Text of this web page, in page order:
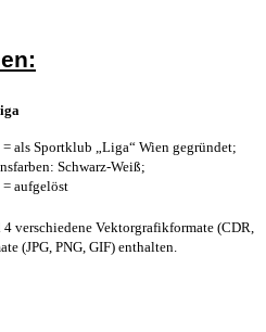
= als Sportklub „Liga“ Wien gegründet;
Schwarz-Weiß;
= aufgelöst
verschiedene Vektorgrafikformate (CDR,
(JPG, PNG, GIF) enthalten.